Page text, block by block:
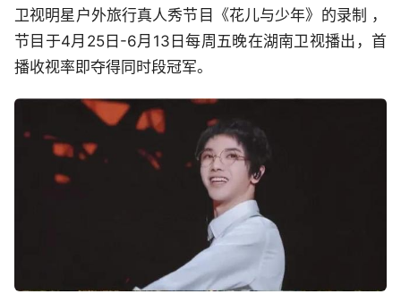
卫视明星户外旅行真人秀节目《花儿与少年》的录制 ，
节目于4月25日-6月13日每周五晚在湖南卫视播出，首
播收视率即夺得同时段冠军。